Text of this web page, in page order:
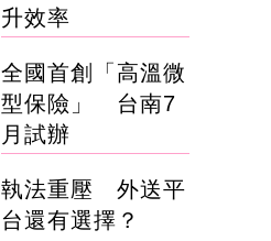
升效率
全國首創「高溫微
型保險」 台南7
月試辦
執法重壓 外送平
台還有選擇？